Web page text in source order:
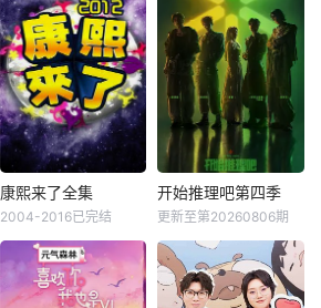
康熙来了全集
2004-2016已完结
开始推理吧第四季
更新至第20260806期